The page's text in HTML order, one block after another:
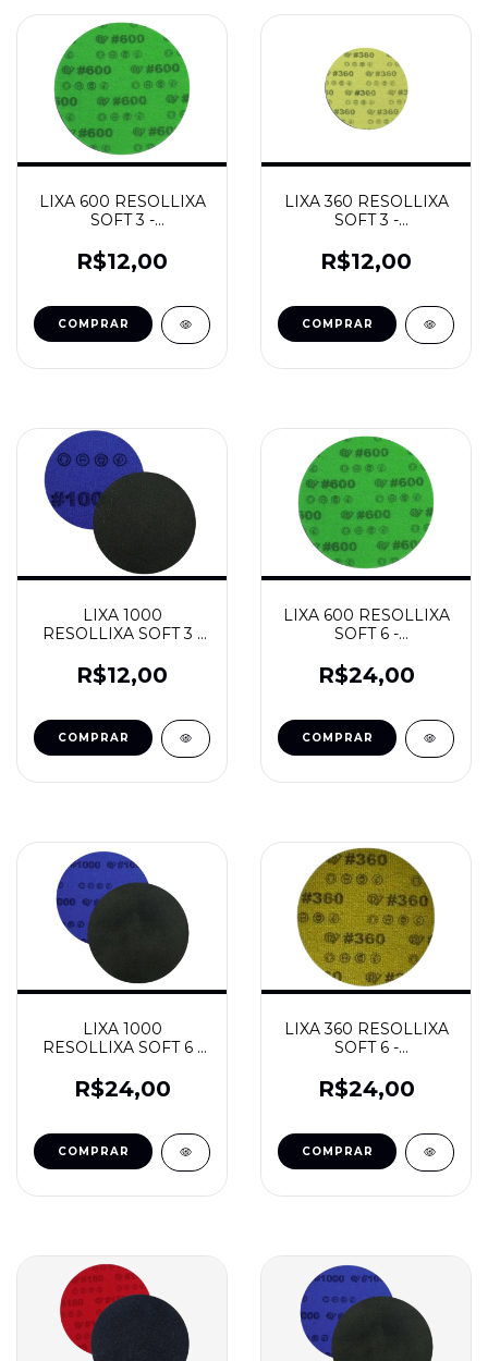
LIXA 600 RESOLLIXA
SOFT 3 -
R$12,00
LIXA 360 RESOLLIXA
SOFT 3 -
R$12,00
LIXA 1000
RESOLLIXA SOFT 3 -
R$12,00
LIXA 600 RESOLLIXA
SOFT 6 -
R$24,00
LIXA 1000
RESOLLIXA SOFT 6 -
R$24,00
LIXA 360 RESOLLIXA
SOFT 6 -
R$24,00